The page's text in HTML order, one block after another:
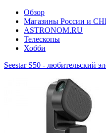
Обзор
Магазины России и
ASTRONOM.RU
Телескопы
Хобби
Seestar S50 - любительский